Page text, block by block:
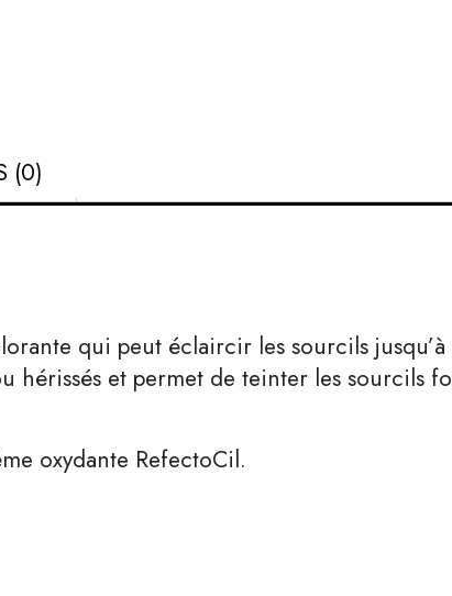
(0)
qui peut éclaircir les sourcils
hérissés et permet de teinter les sourcils
oxydante RefectoCil.